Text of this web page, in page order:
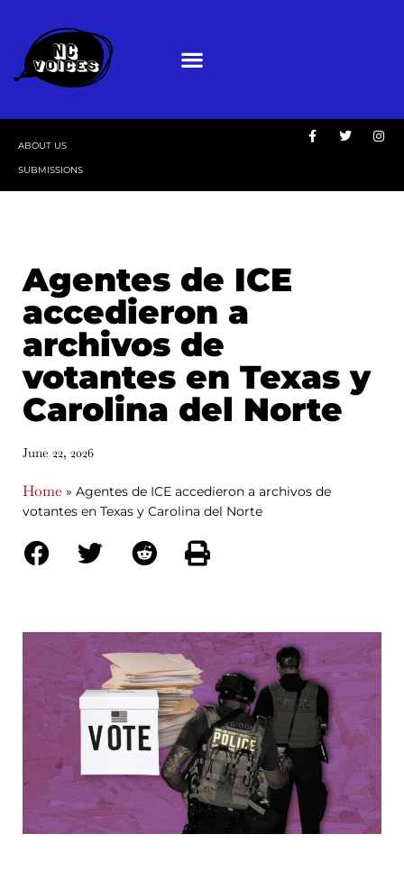
ABOUT US
SUBMISSIONS
Agentes de ICE
accedieron a
archivos de
votantes en Texas y
Carolina del Norte
June 22, 2026
Home » Agentes de ICE accedieron a archivos de
votantes en Texas y Carolina del Norte